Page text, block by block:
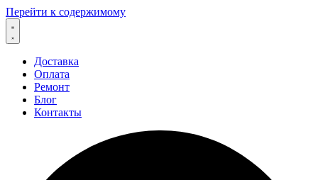
Перейти к содержимому
Доставка
Оплата
Ремонт
Блог
Контакты